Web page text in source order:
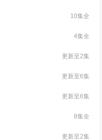
10集全
4集全
更新至2集
更新至6集
更新至6集
8集全
更新至2集